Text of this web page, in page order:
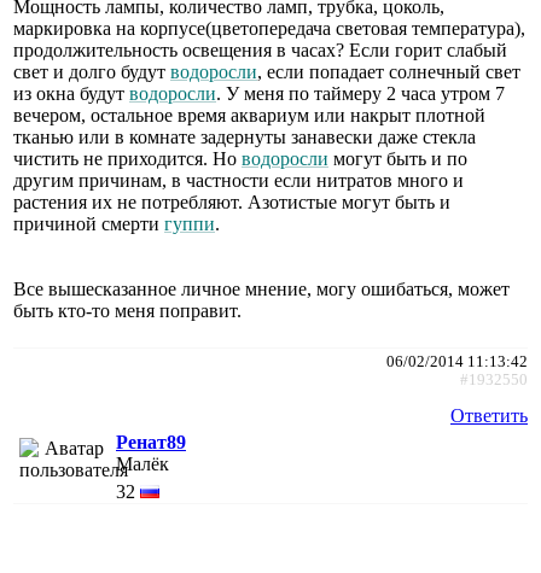
Мощность лампы, количество ламп, трубка, цоколь,
маркировка на корпусе(цветопередача световая температура),
продолжительность освещения в часах? Если горит слабый
свет и долго будут водоросли, если попадает солнечный свет
из окна будут водоросли. У меня по таймеру 2 часа утром 7
вечером, остальное время аквариум или накрыт плотной
тканью или в комнате задернуты занавески даже стекла
чистить не приходится. Но водоросли могут быть и по
другим причинам, в частности если нитратов много и
растения их не потребляют. Азотистые могут быть и
причиной смерти гуппи.
Все вышесказанное личное мнение, могу ошибаться, может
быть кто-то меня поправит.
06/02/2014 11:13:42
#1932550
Ответить
Ренат89
Малёк
32